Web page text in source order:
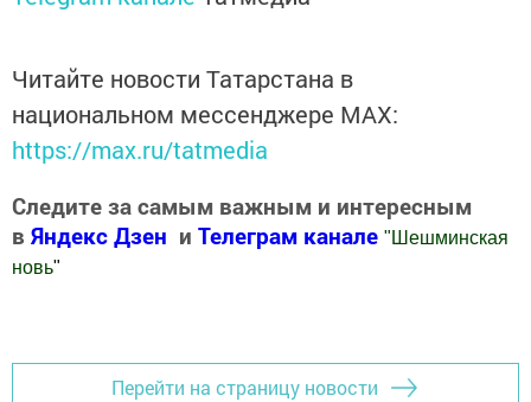
Читайте новости Татарстана в
национальном мессенджере MАХ:
https://max.ru/tatmedia
Следите за самым важным и интересным
в Яндекс Дзен и Телеграм канале " Шешминская
новь"
Перейти на страницу новости